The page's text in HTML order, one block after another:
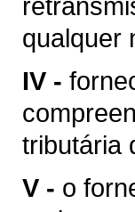
qualquer
IV -
tributária
V - o